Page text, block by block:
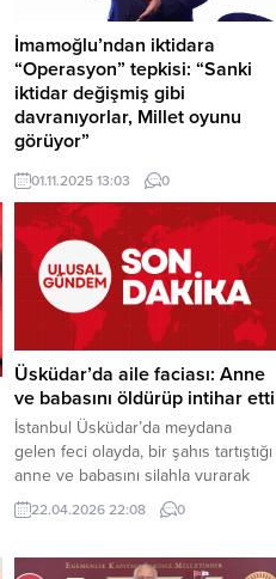
İmamoğlu’ndan iktidara
“Operasyon” tepkisi: “Sanki
iktidar değişmiş gibi
davranıyorlar, Millet oyunu
görüyor”
Tutuklu İBB Başkanı ve
Cumhurbaşkanı adayı Ekrem
İmamoğlu, son dönemde art arda
gelen yasa dışı bahis, kara para ve
hakem operasyonlarına dikkat
çekerek, “Sanki Türkiye’de iktidar
değişmiş hukuk geri gelmiş de
yıllardır suç işleyenler
temizleniyormuş gibi davranıyorlar.
Ama millet bu oyunu görüyor,” dedi.
Haber Merkezi – İBB Başkanı ve
Cumhurbaşkanı...
01.11.2025 13:03 0
Üsküdar’da aile faciası: Anne
ve babasını öldürüp intihar etti
İstanbul Üsküdar’da meydana
gelen feci olayda, bir şahıs tartıştığı
anne ve babasını silahla vurarak
öldürdükten sonra aynı silahla
kendi yaşamına son verdi. Haber
Mahallesi Barbaros Paşa Caddesi
22.04.2026 22:08 0